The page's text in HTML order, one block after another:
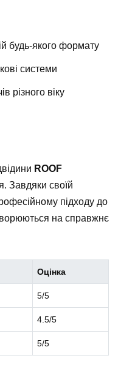
будь-якого формату
системи
різного віку
ROOF
Завдяки своїй
підходу до
на справжнє
Оцінка
5/5
4.5/5
5/5